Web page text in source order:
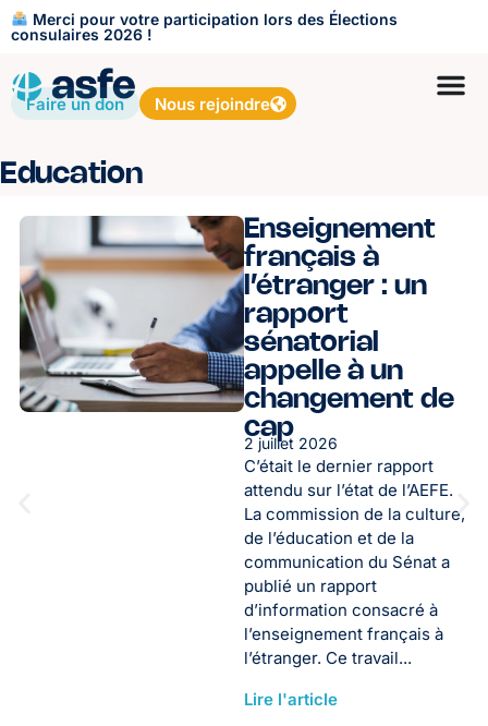
Merci pour votre participation lors des Élections
consulaires 2026 !
Faire un don Nous rejoindre
Education
Enseignement
français à
l’étranger : un
rapport
sénatorial
appelle à un
changement de
cap
2 juillet 2026
C’était le dernier rapport
attendu sur l’état de l’AEFE.
La commission de la culture,
de l’éducation et de la
communication du Sénat a
publié un rapport
d’information consacré à
l’enseignement français à
l’étranger. Ce travail...
Lire l'article